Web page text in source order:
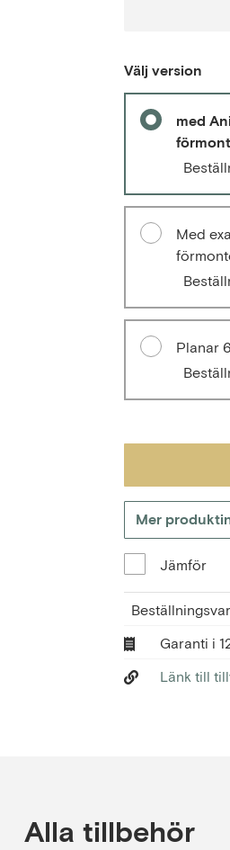
Välj version
med
Med
Planar
Mer
Jämför
Garanti i
Länk till
Alla tillbehör